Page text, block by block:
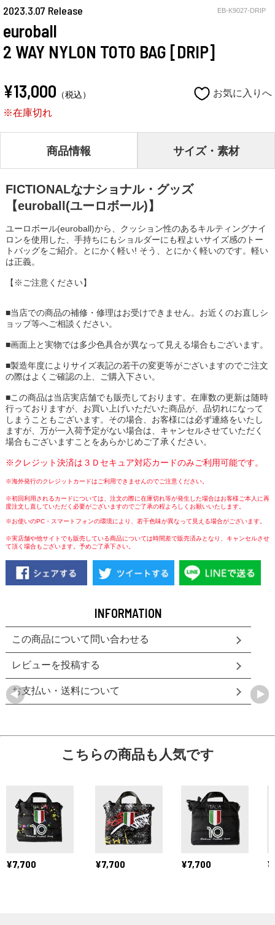
2023.3.07 Release EB-K9027-DRIP
euroball
2 WAY NYLON TOTO BAG [DRIP]
¥13,000 （税込）
お気に入りへ
※在庫切れ
商品情報 サイズ・素材
FICTIONALなナショナル・グッズ
【euroball(ユーロボール)】
ユーロボール(euroball)から、クッション性のあるキルティングナイ
ロンを使用した、手持ちにもショルダーにも程よいサイズ感のトー
トバッグをご紹介。とにかく軽い! そう、とにかく軽いのです。軽い
は正義。
【※ご注意ください】
■当店での商品の補修・修理はお受けできません。お近くのお直しシ
ョップ等へご相談ください。
■画面上と実物では多少色具合が異なって見える場合もございます。
■製造年度によりサイズ表記の若干の変更等がございますのでご注文
の際はよくご確認の上、ご購入下さい。
■この商品は当店実店舗でも販売しております。在庫数の更新は随時
行っておりますが、お買い上げいただいた商品が、品切れになって
しまうこともございます。その場合、お客様には必ず連絡をいたし
ますが、万が一入荷予定がない場合は、キャンセルさせていただく
場合もございますことをあらかじめご了承ください。
※クレジット決済は３Ｄセキュア対応カードのみご利用可能です。
※海外発行のクレジットカードはご利用できませんのでご注意ください。
※初回利用されるカードについては、注文の際に在庫切れ等が発生した場合はお客様ご本人に再
度注文し直していただく必要がございますのでご了承の程よろしくお願いいたします。
※お使いのPC・スマートフォンの環境により、若干色味が異なって見える場合がございます。
※実店舗や他サイトでも販売している商品については時間差で販売済みとなり、キャンセルさせ
て頂く場合もございます。予めご了承下さい。
INFORMATION
この商品について問い合わせる
レビューを投稿する
お支払い・送料について
こちらの商品も人気です
¥7,700 ¥7,700 ¥7,700